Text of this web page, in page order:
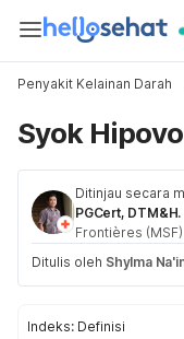
Penyakit Kelainan Darah
Syok
Ditinjau secara
PGCert, DTM&H.
Frontières (MSF)
Ditulis oleh Shylma
Indeks: Definisi